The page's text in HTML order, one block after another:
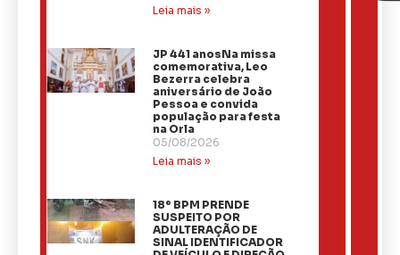
Leia mais »
JP 441 anosNa missa
comemorativa, Leo
Bezerra celebra
aniversário de João
Pessoa e convida
população para festa
na Orla
05/08/2026
Leia mais »
18º BPM PRENDE
SUSPEITO POR
ADULTERAÇÃO DE
SINAL IDENTIFICADOR